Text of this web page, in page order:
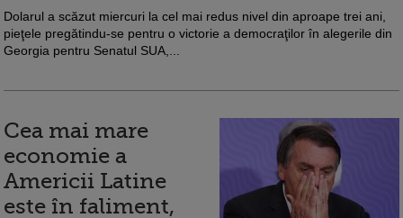
Dolarul a scăzut miercuri la cel mai redus nivel din aproape trei ani,
pieţele pregătindu-se pentru o victorie a democraţilor în alegerile din
Georgia pentru Senatul SUA,...
Cea mai mare
economie a
Americii Latine
este în faliment,